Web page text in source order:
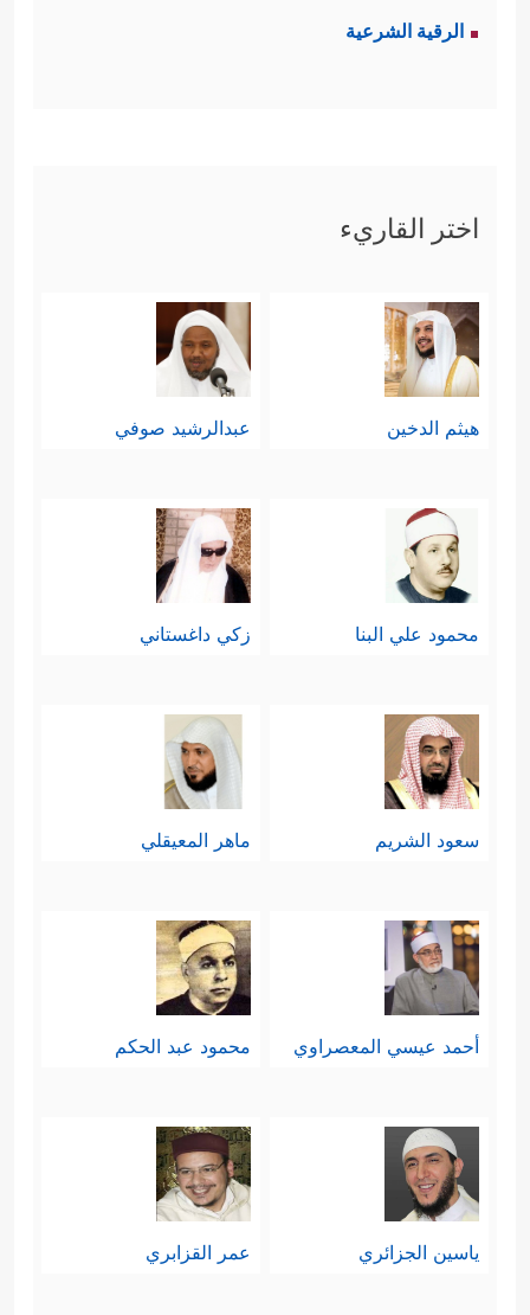
الرقية الشرعية
اختر القاريء
هيثم الدخين عبدالرشيد صوفي
محمود علي البنا زكي داغستاني
سعود الشريم ماهر المعيقلي
أحمد عيسي المعصراوي محمود عبد الحكم
ياسين الجزائري عمر القزابري